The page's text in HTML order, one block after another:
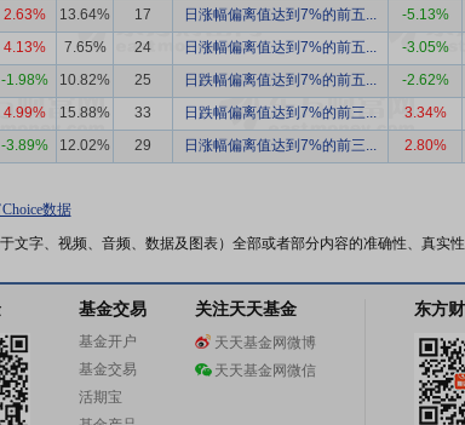
2.63% 13.64% 17 日涨幅偏离值达到7%的前五... -5.13%
4.13% 7.65% 24 日涨幅偏离值达到7%的前五... -3.05%
-1.98% 10.82% 25 日跌幅偏离值达到7%的前五... -2.62%
4.99% 15.88% 33 日跌幅偏离值达到7%的前三... 3.34%
-3.89% 12.02% 29 日涨幅偏离值达到7%的前三... 2.80%
数据
字、视频、音频、数据及图表）全部或者部分内容的准确性、真实